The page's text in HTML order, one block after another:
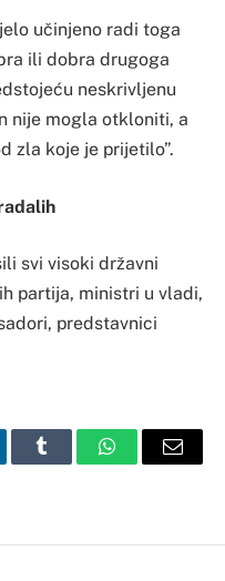
učinjeno radi toga
ili dobra drugoga
neskrivljenu
nije mogla otkloniti, a
zla koje je prijetilo”.
svi visoki državni
partija, ministri u vladi,
predstavnici
Tumblr WhatsAppEmail